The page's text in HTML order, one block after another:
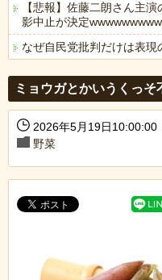
【悲報】佐藤二朗さん主
影中止が決定
なぜ自民党批判だけは表現
ミョウガとかいうくっ
2026年5月19日10:00:00
野菜